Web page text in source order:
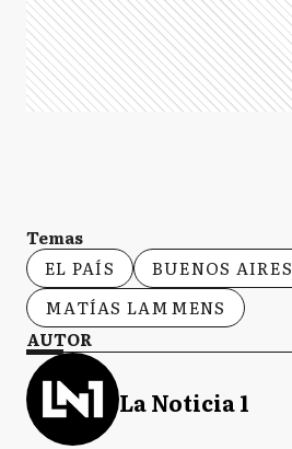
Temas
EL PAÍS
BUENOS AIRES
MATÍAS LAMMENS
AUTOR
La Noticia 1